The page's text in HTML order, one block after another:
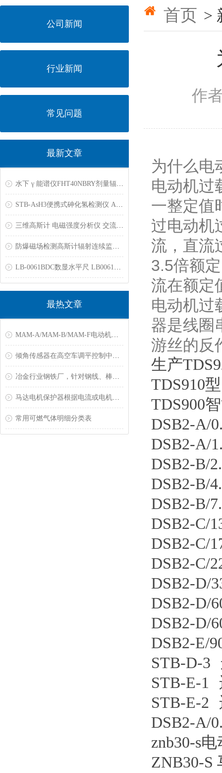
公司新闻
行业新闻
常见问题
最新文章
水下 γ 能谱仪FHT40NBRY剂量辐射污染检测仪BETA伽玛射线中子探测仪能谱成像仪锗谱仪
STB-AsH3便携式砷化氢检测仪 AsH3气体检漏仪
三维高斯计 电磁强度分析仪 交流磁场测量仪 特斯拉计 磁通计
防爆磁场检测高斯计辐射连续监测仪固定区域辐射连续监测仪防爆电磁辐射报警仪核素识别仪xγ剂量率仪表面污染检测仪中子剂量率仪
LB-0061BDC数显水平尺 LB0061BDC电子水平仪 JYCN060多功能电子水平尺
最热文章
MAM-A/MAM-B/MAM-F电动机保护器常见故障
倾角传感器在高空车调平控制中的应用
冶金行业钢铁厂，针对钢线、棒材测温解决方案
马达电机保护器根据电流或电机功率大小来选购?
常用可燃气体明细分类表
首页 >
作
为什么电
电动机过
一整定值
过电动机
流，直流
3.5倍额
流在额定
电动机过
器是线圈
游丝的反
生产
TDS910
TDS900
DSB2-A/
DSB2-A/
DSB2-B/
DSB2-B/
DSB2-B/
DSB2-C/
DSB2-C/
DSB2-C/
DSB2-D/
DSB2-D/
DSB2-D/
DSB2-E/
STB-D-3
STB-E-1
STB-E-2
DSB2-A/
znb30-s
ZNB30-S